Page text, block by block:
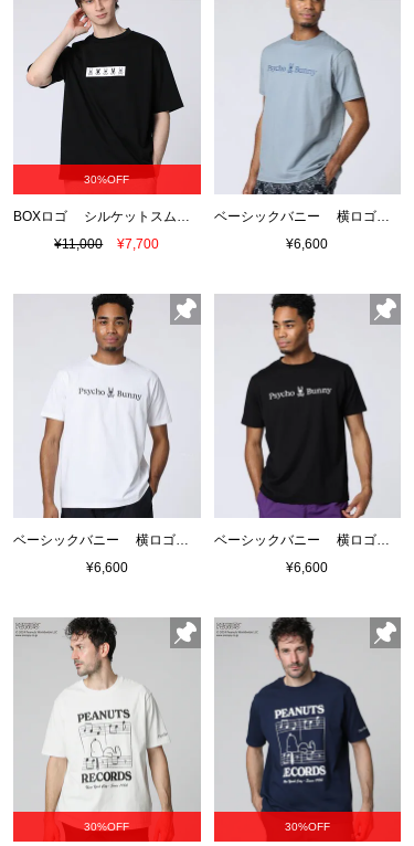
30%OFF
¥11,000
¥7,700
ベーシックバニー 横ロゴプリントTシャツ
¥6,600
ベーシックバニー 横ロゴプリントTシャツ
¥6,600
ベーシックバニー 横ロゴプリントTシャツ
¥6,600
30%OFF 30%OFF